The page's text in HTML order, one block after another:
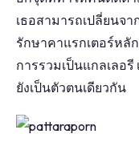
เธอสามารถเปลี่ยนจ
รักษาคาแรกเตอร์หลั
การรวมเป็นแกลเลอ
ยังเป็นตัวตนเดียวกัน